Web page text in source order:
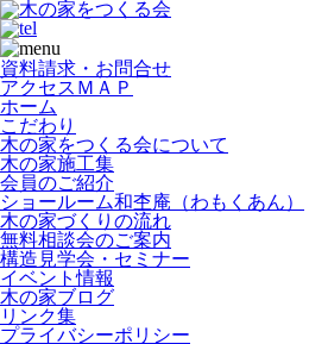
資料請求・お問合せ
アクセスＭＡＰ
ホーム
こだわり
木の家をつくる会について
木の家施工集
会員のご紹介
ショールーム和杢庵（わもくあん）
木の家づくりの流れ
無料相談会のご案内
構造見学会・セミナー
イベント情報
木の家ブログ
リンク集
プライバシーポリシー